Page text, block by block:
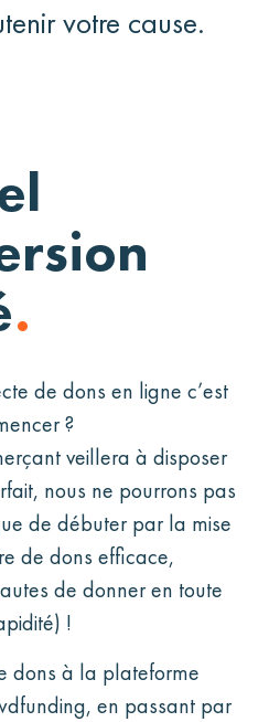
votre cause.
.
de dons en ligne c’est
?
veillera à disposer
nous ne pourrons pas
de débuter par la mise
de dons efficace,
de donner en toute
!
dons à la plateforme
en passant par